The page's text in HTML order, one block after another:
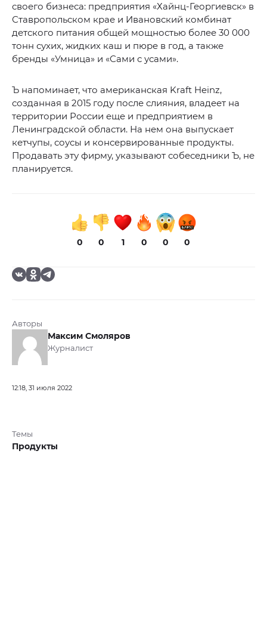
своего бизнеса: предприятия «Хайнц-Георгиевск» в
Ставропольском крае и Ивановский комбинат
детского питания общей мощностью более 30 000
тонн сухих, жидких каш и пюре в год, а также
бренды «Умница» и «Сами с усами».
Ъ напоминает, что американская Kraft Heinz,
созданная в 2015 году после слияния, владеет на
территории России еще и предприятием в
Ленинградской области. На нем она выпускает
кетчупы, соусы и консервированные продукты.
Продавать эту фирму, указывают собеседники Ъ, не
планируется.
0 0 1 0 0 0
Авторы
Максим Смоляров
Журналист
12:18, 31 июля 2022
Темы
Продукты